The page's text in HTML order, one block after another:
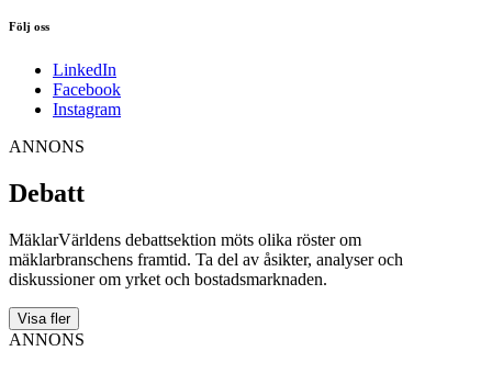
Följ oss
LinkedIn
Facebook
Instagram
ANNONS
Debatt
MäklarVärldens debattsektion möts olika röster om
mäklarbranschens framtid. Ta del av åsikter, analyser och
diskussioner om yrket och bostadsmarknaden.
Visa fler
ANNONS